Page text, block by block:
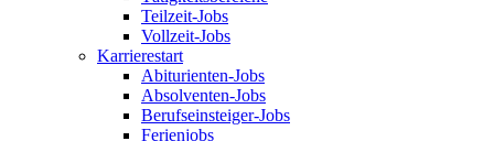
Teilzeit-Jobs
Vollzeit-Jobs
Karrierestart
Abiturienten-Jobs
Absolventen-Jobs
Berufseinsteiger-Jobs
Ferienjobs